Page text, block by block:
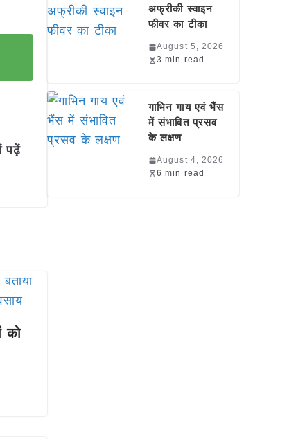
पढ़ें
को
अफ्रीकी स्वाइन
फीवर का टीका
August 5, 2026
3 min read
गाभिन गाय एवं भैंस
में संभावित प्रसव
के लक्षण
August 4, 2026
6 min read